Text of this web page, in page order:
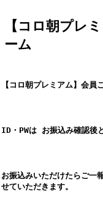
【コロ朝プレ
ーム
【コロ朝プレミアム】会員
ID・PWは お振込み確認後
お振込みいただけたらご一
せていただきます。